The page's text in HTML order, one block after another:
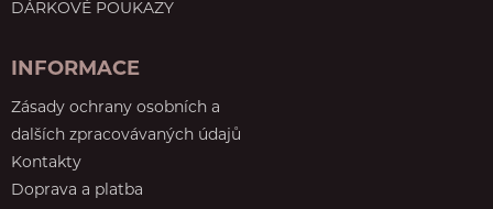
DÁRKOVÉ POUKAZY
INFORMACE
Zásady ochrany osobních a
dalších zpracovávaných údajů
Kontakty
Doprava a platba